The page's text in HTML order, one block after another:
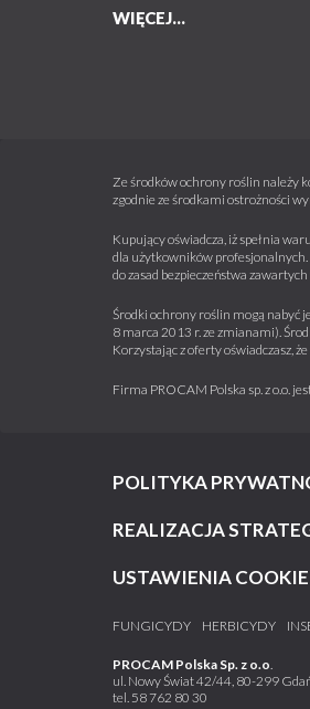
WIĘCEJ...
Ze środków ochrony roślin należy
zgodnie ze środkami ostrożności
Kupujący oświadcza, iż spełnia
dla użytkowników profesjonalnych.
do zasad bezpieczeństwa zawartych
Środki ochrony roślin mogą nabyć
8 marca 2013 r. ze zmianami).
Korzystając z oferty oświadczasz,
Firma PROCAM Polska sp. z o.o.
POLITYKA
REALIZACJA
USTAWIENIA COOKIE
FUNGICYDY HERBICYDY
PROCAM Polska Sp. z o.o
ul. Nowy Świat 42/44, 80-299
tel. 58 762 80 30